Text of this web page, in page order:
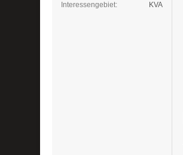
Interessengebiet
KVA